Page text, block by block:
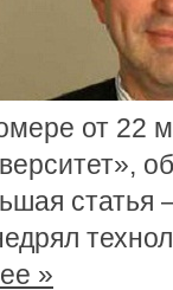
от 22
статья
»